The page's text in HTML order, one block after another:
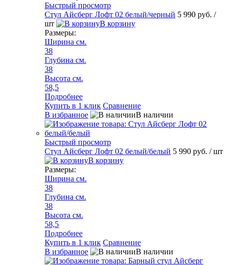
Быстрый просмотр
Стул Айсберг Лофт 02 белый/черный 5 990 руб. /
шт
В корзину
Размеры:
Ширина см.
38
Глубина см.
38
Высота см.
58,5
Подробнее
Купить в 1 клик Сравнение
В избранное
В наличии
Быстрый просмотр
Стул Айсберг Лофт 02 белый/белый 5 990 руб. / шт
В корзину
Размеры:
Ширина см.
38
Глубина см.
38
Высота см.
58,5
Подробнее
Купить в 1 клик Сравнение
В избранное
В наличии